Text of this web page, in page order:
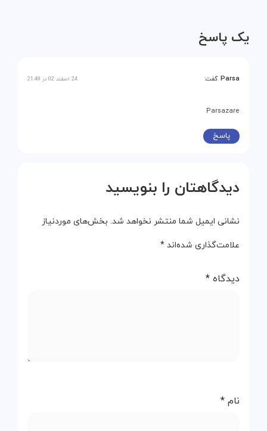
یک پاسخ
Parsa گفت: 24 اسفند 02 در 21:49
Parsazare
پاسخ
دیدگاهتان را بنویسید
نشانی ایمیل شما منتشر نخواهد شد. بخش‌های موردنیاز
علامت‌گذاری شده‌اند *
دیدگاه *
نام *